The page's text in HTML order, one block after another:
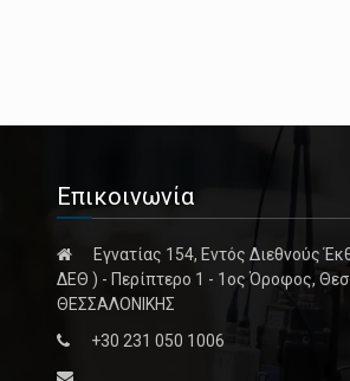
Επικοινωνία
Εγνατίας 154, Εντός Διεθνούς
ΔΕΘ ) - Περίπτερο 1 - 1ος Όροφος,
ΘΕΣΣΑΛΟΝΙΚΗΣ
+30 231 050 1006